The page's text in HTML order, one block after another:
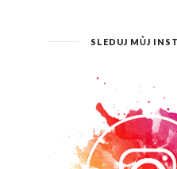
SLEDUJ MŮJ